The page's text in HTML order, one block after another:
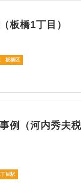
板橋1丁目）
板橋区
例（河内秀夫
目駅